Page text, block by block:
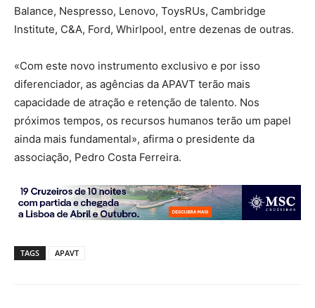
Balance, Nespresso, Lenovo, ToysRUs, Cambridge
Institute, C&A, Ford, Whirlpool, entre dezenas de outras.
«Com este novo instrumento exclusivo e por isso
diferenciador, as agências da APAVT terão mais
capacidade de atração e retenção de talento. Nos
próximos tempos, os recursos humanos terão um papel
ainda mais fundamental», afirma o presidente da
associação, Pedro Costa Ferreira.
TAGS APAVT